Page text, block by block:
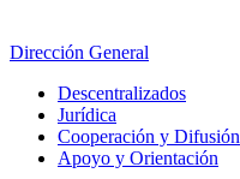
Dirección General
Descentralizados
Jurídica
Cooperación y Difusión
Apoyo y Orientación